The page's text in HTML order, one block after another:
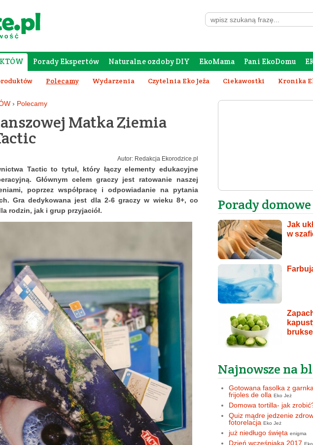
Porady Ekspertów Naturalne ozdoby DIY EkoMama Pani EkoDomu
Forum Rodziców Galeria Szafing
Polecamy Wydarzenia Czytelnia Eko Jeża Ciekawostki Kronika
› Polecamy
Matka Ziemia
Autor: Redakcja Ekorodzice.pl
Tactic to tytuł, który łączy elementy edukacyjne
Głównym celem graczy jest ratowanie naszej
poprzez współpracę i odpowiadanie na pytania
Gra dedykowana jest dla 2-6 graczy w wieku 8+, co
rodzin, jak i grup przyjaciół.
Porady domowe
Jak
w
Najnowsze na
Gotowana fasolka z
frijoles de olla Eko Jeż
Domowa tortilla- jak
Quiz mądre jedzenie
fotorelacja Eko Jeż
już niedługo święta enigma
Dzień wcześniaka 2017